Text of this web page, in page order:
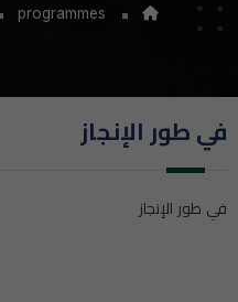
programmes
في طور الإنجاز
في طور الإنجاز